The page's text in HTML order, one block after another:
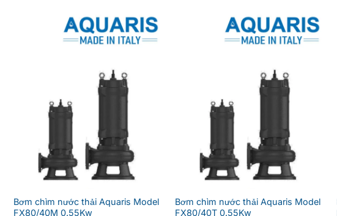
Bơm chìm nước thải Aquaris Model
FX80/40M 0.55Kw
Bơm chìm nước thải Aquaris Model
FX80/40T 0.55Kw